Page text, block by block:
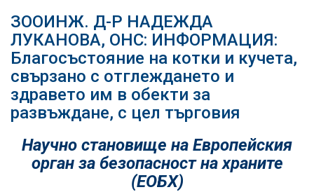
ЗООИНЖ. Д-Р НАДЕЖДА
ЛУКАНОВА, ОНС: ИНФОРМАЦИЯ:
Благосъстояние на котки и кучета,
свързано с отглеждането и
здравето им в обекти за
развъждане, с цел търговия
Научно становище на Европейския
орган за безопасност на храните
(ЕОБХ)